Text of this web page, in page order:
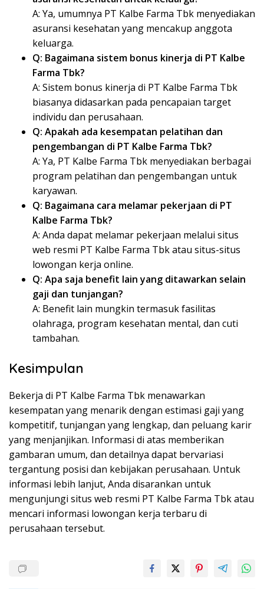
A: Ya, umumnya PT Kalbe Farma Tbk menyediakan
asuransi kesehatan yang mencakup anggota
keluarga.
Q: Bagaimana sistem bonus kinerja di PT Kalbe
Farma Tbk?
A: Sistem bonus kinerja di PT Kalbe Farma Tbk
biasanya didasarkan pada pencapaian target
individu dan perusahaan.
Q: Apakah ada kesempatan pelatihan dan
pengembangan di PT Kalbe Farma Tbk?
A: Ya, PT Kalbe Farma Tbk menyediakan berbagai
program pelatihan dan pengembangan untuk
karyawan.
Q: Bagaimana cara melamar pekerjaan di PT
Kalbe Farma Tbk?
A: Anda dapat melamar pekerjaan melalui situs
web resmi PT Kalbe Farma Tbk atau situs-situs
lowongan kerja online.
Q: Apa saja benefit lain yang ditawarkan selain
gaji dan tunjangan?
A: Benefit lain mungkin termasuk fasilitas
olahraga, program kesehatan mental, dan cuti
tambahan.
Kesimpulan
Bekerja di PT Kalbe Farma Tbk menawarkan
kesempatan yang menarik dengan estimasi gaji yang
kompetitif, tunjangan yang lengkap, dan peluang karir
yang menjanjikan. Informasi di atas memberikan
gambaran umum, dan detailnya dapat bervariasi
tergantung posisi dan kebijakan perusahaan. Untuk
informasi lebih lanjut, Anda disarankan untuk
mengunjungi situs web resmi PT Kalbe Farma Tbk atau
mencari informasi lowongan kerja terbaru di
perusahaan tersebut.